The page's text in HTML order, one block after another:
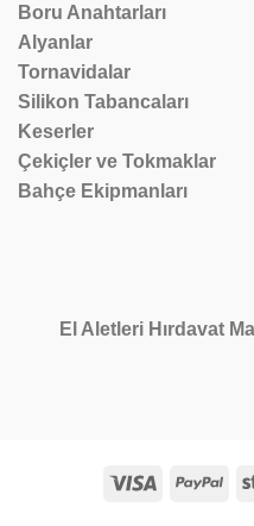
Boru Anahtarları
Alyanlar
Tornavidalar
Silikon Tabancaları
Keserler
Çekiçler ve Tokmaklar
Bahçe Ekipmanları
El Aletleri Hırdavat